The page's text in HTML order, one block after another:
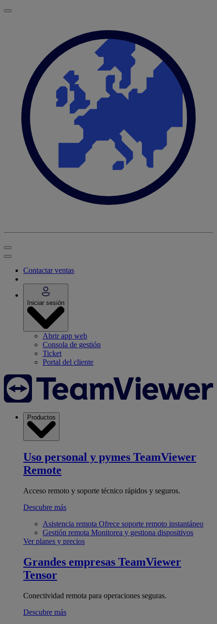
Contactar ventas
Iniciar sesión
Abrir app web
Consola de gestión
Ticket
Portal del cliente
Productos
Uso personal y pymes TeamViewer
Remote
Acceso remoto y soporte técnico rápidos y seguros.
Descubre más
Asistencia remota Ofrece soporte remoto instantáneo
Gestión remota Monitorea y gestiona dispositivos
Ver planes y precios
Grandes empresas TeamViewer
Tensor
Conectividad remota para operaciones seguras.
Descubre más